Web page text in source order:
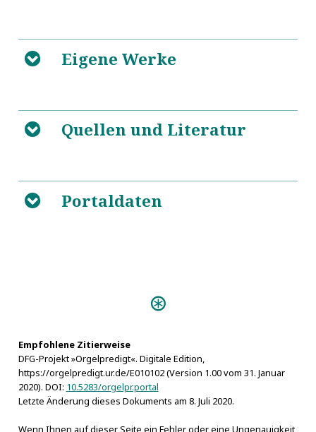
L Rotta
Paul Röber
L
L
M
B Eigene Werke
Organi Laudes (Eisenberg 1702)
B Quellen und Literatur
Lexicon. Bd. 3: M-R
B Portaldaten
Organi Laudes (Eisenberg 1702)
Empfohlene Zitierweise
DFG-Projekt »Orgelpredigt«. Digitale Edition,
https://orgelpredigt.ur.de/E010102 (Version 1.00 vom 31. Januar
2020). DOI: 10.5283/orgelpr.portal
Letzte Änderung dieses Dokuments am 8. Juli 2020.
Wenn Ihnen auf dieser Seite ein Fehler oder eine Ungenauigkeit